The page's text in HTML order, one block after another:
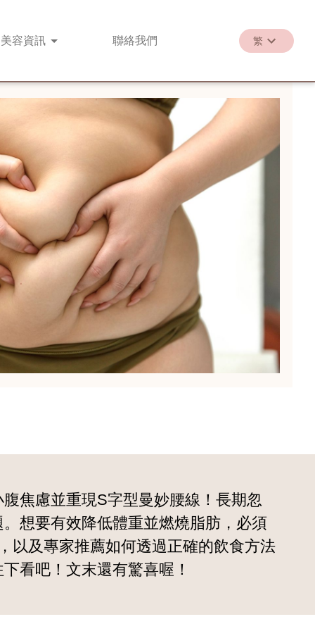
美容資訊 聯絡我們 繁
焦慮並重現S字型曼妙腰線！長期忽
想要有效降低體重並燃燒脂肪，必須
以及專家推薦如何透過正確的飲食方法
看吧！文末還有驚喜喔！